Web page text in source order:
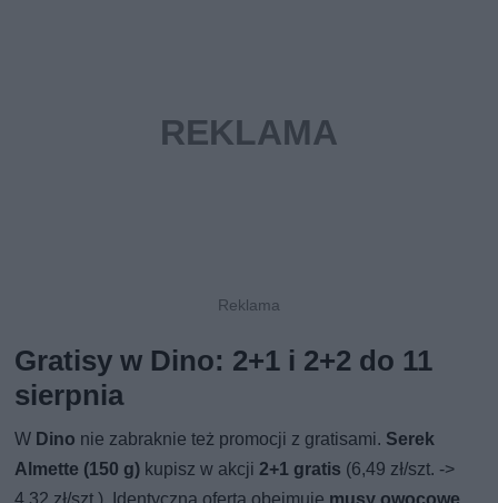
Gratisy w Dino: 2+1 i 2+2 do 11
sierpnia
W Dino nie zabraknie też promocji z gratisami. Serek
Almette (150 g) kupisz w akcji2+1 gratis (6,49 zł/szt. ->